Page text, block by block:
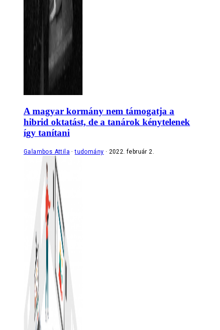
A magyar kormány nem támogatja a
hibrid oktatást, de a tanárok kénytelenek
így tanítani
Galambos Attila tudomány 2022. február 2.